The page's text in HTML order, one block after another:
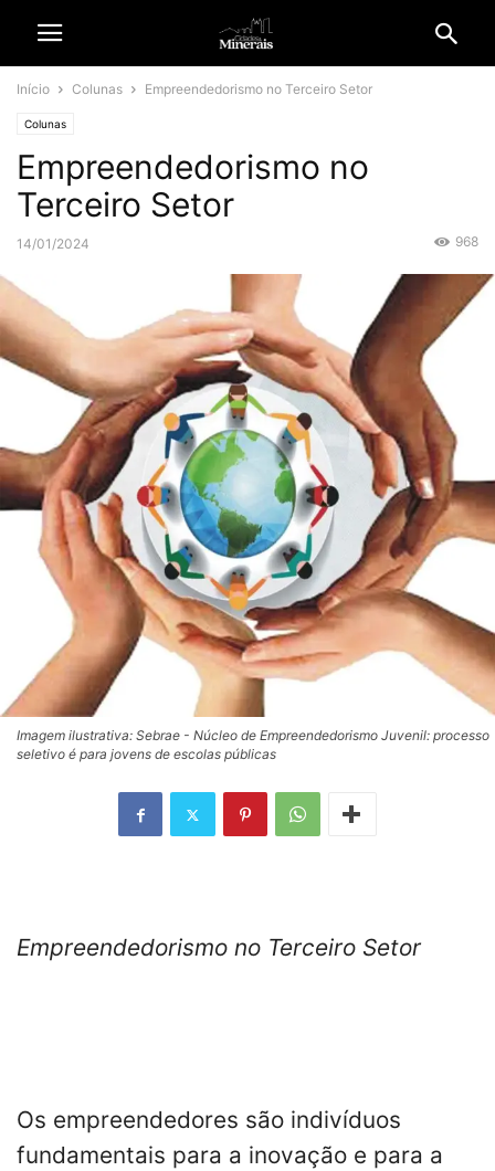
Início Colunas Empreendedorismo no Terceiro Setor
Colunas
Empreendedorismo no
Terceiro Setor
14/01/2024 968
Imagem ilustrativa: Sebrae - Núcleo de Empreendedorismo Juvenil: processo
seletivo é para jovens de escolas públicas
Empreendedorismo no Terceiro Setor
Os empreendedores são indivíduos
fundamentais para a inovação e para a